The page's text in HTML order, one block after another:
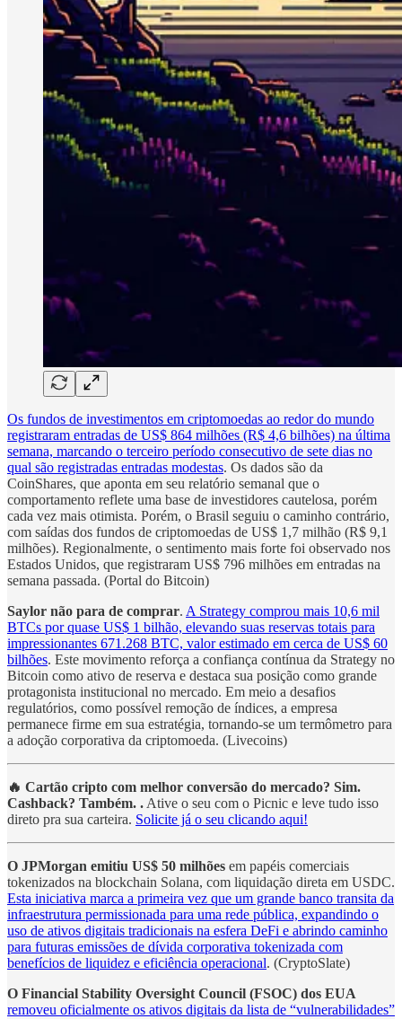
Os fundos de investimentos em criptomoedas ao redor do mundo
registraram entradas de US$ 864 milhões (R$ 4,6 bilhões) na última
semana, marcando o terceiro período consecutivo de sete dias no
qual são registradas entradas modestas. Os dados são da
CoinShares, que aponta em seu relatório semanal que o
comportamento reflete uma base de investidores cautelosa, porém
cada vez mais otimista. Porém, o Brasil seguiu o caminho contrário,
com saídas dos fundos de criptomoedas de US$ 1,7 milhão (R$ 9,1
milhões). Regionalmente, o sentimento mais forte foi observado nos
Estados Unidos, que registraram US$ 796 milhões em entradas na
semana passada. (Portal do Bitcoin)
Saylor não para de comprar. A Strategy comprou mais 10,6 mil
BTCs por quase US$ 1 bilhão, elevando suas reservas totais para
impressionantes 671.268 BTC, valor estimado em cerca de US$ 60
bilhões. Este movimento reforça a confiança contínua da Strategy no
Bitcoin como ativo de reserva e destaca sua posição como grande
protagonista institucional no mercado. Em meio a desafios
regulatórios, como possível remoção de índices, a empresa
permanece firme em sua estratégia, tornando-se um termômetro para
a adoção corporativa da criptomoeda. (Livecoins)
🔥 Cartão cripto com melhor conversão do mercado? Sim.
Cashback? Também. . Ative o seu com o Picnic e leve tudo isso
direto pra sua carteira. Solicite já o seu clicando aqui!
O JPMorgan emitiu US$ 50 milhões em papéis comerciais
tokenizados na blockchain Solana, com liquidação direta em USDC.
Esta iniciativa marca a primeira vez que um grande banco transita da
infraestrutura permissionada para uma rede pública, expandindo o
uso de ativos digitais tradicionais na esfera DeFi e abrindo caminho
para futuras emissões de dívida corporativa tokenizada com
benefícios de liquidez e eficiência operacional. (CryptoSlate)
O Financial Stability Oversight Council (FSOC) dos EUA
removeu oficialmente os ativos digitais da lista de “vulnerabilidades”